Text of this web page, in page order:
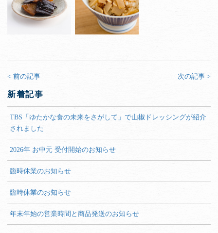
< 前の記事 次の記事 >
新着記事
TBS「ゆたかな食の未来をさがして」で山椒ドレッシングが紹介
されました
2026年 お中元 受付開始のお知らせ
臨時休業のお知らせ
臨時休業のお知らせ
年末年始の営業時間と商品発送のお知らせ